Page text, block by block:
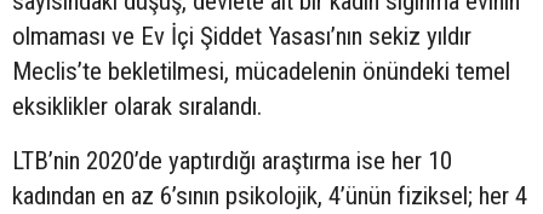
olmaması ve Ev İçi Şiddet Yasası’nın sekiz yıldır
Meclis’te bekletilmesi, mücadelenin önündeki temel
eksiklikler olarak sıralandı.
LTB’nin 2020’de yaptırdığı araştırma ise her 10
kadından en az 6’sının psikolojik, 4’ünün fiziksel; her 4